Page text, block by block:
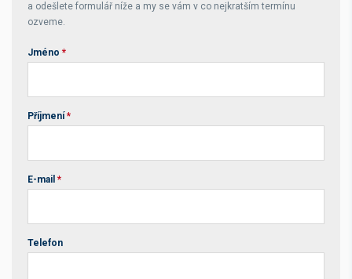
a odešlete formulář níže a my se vám v co nejkratším termínu
ozveme.
Jméno *
Příjmení *
E-mail *
Telefon